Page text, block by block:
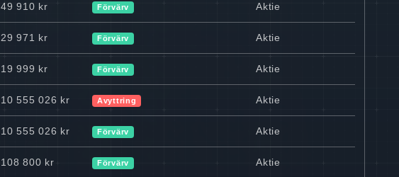
49 910 kr Förvärv Aktie
29 971 kr Förvärv Aktie
19 999 kr Förvärv Aktie
10 555 026 kr Avyttring Aktie
10 555 026 kr Förvärv Aktie
108 800 kr Förvärv Aktie